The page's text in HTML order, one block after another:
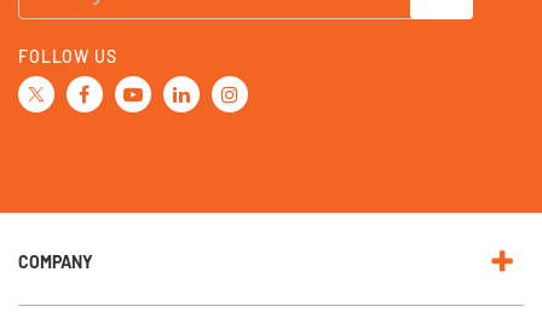
n
p
o
r
w
e
e
FOLLOW US
COMPANY